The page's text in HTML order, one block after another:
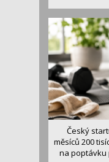
Český
měsíců 200
na poptávku